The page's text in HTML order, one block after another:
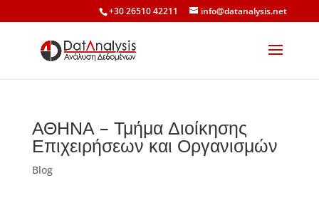
+30 26510 42211 info@datanalysis.net
ΑΘΗΝΑ – Τμήμα Διοίκησης
Επιχειρήσεων και Οργανισμών
Blog